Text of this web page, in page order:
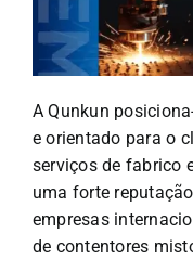
A Qunkun
e orientado para o
serviços de fabrico
uma forte
empresas
de contentores